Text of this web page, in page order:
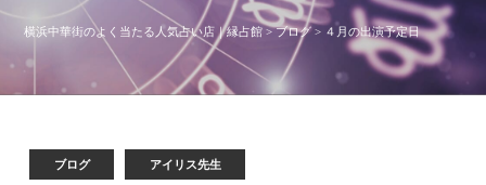
横浜中華街のよく当たる人気占い店｜縁占館 >ブログ> ４月の出演予定日
ブログ アイリス先生